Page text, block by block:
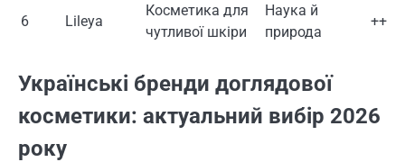
6 Lileya
Косметика для
чутливої шкіри
Наука й
природа
++
Українські бренди доглядової
косметики: актуальний вибір 2026
року